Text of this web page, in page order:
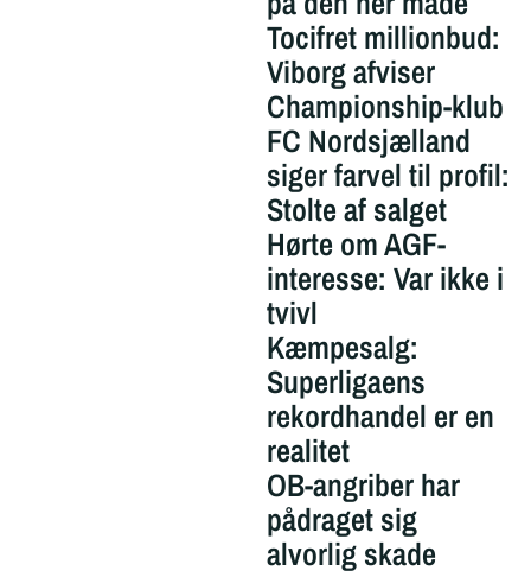
Tocifret millionbud:
Viborg afviser
Championship-klub
FC Nordsjælland
siger farvel til profil:
Stolte af salget
Hørte om AGF-
interesse: Var ikke i
tvivl
Kæmpesalg:
Superligaens
rekordhandel er en
realitet
OB-angriber har
pådraget sig
alvorlig skade